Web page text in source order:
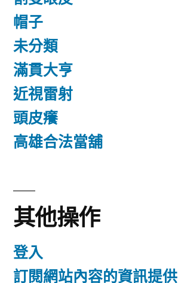
帽子
未分類
滿貫大亨
近視雷射
頭皮癢
高雄合法當舖
其他操作
登入
訂閱網站內容的資訊提供